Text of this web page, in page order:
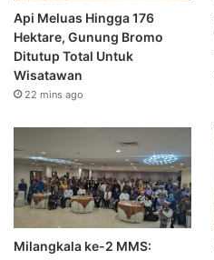
Api Meluas Hingga 176
Hektare, Gunung Bromo
Ditutup Total Untuk
Wisatawan
22 mins ago
Milangkala ke-2 MMS: